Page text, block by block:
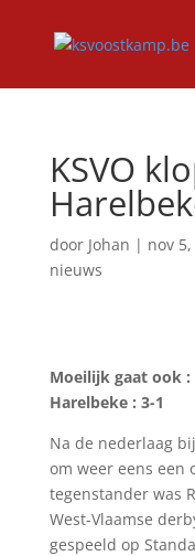
KSVO
door Johan | nov
nieuws
Moeilijk gaat ook :
Harelbeke : 3-1
Na de nederlaag
om weer eens een
tegenstander was
West-Vlaamse
gespeeld op